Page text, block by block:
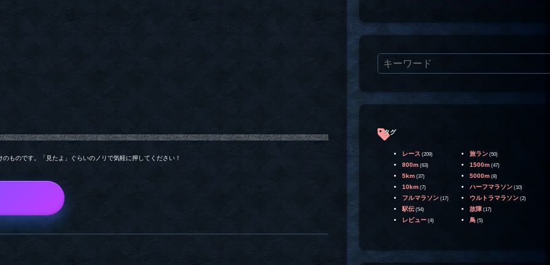
ものです。「見たよ」ぐらいのノリで気軽に押してください！
タグ
レース (209) 旅ラン (50)
800m (63) 1500m (47)
5km (37) 5000m (8)
10km (7) ハーフマラソン (10)
フルマラソン (17) ウルトラマラソン (2)
駅伝 (54) 故障 (17)
レビュー (4) 鳥 (5)